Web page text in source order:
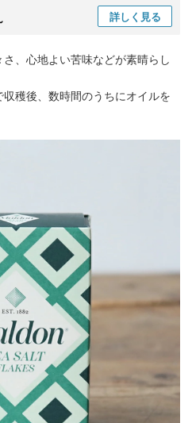
詳しく 見る
、心地よい苦味などが素晴らし
穫後、数時間のうちにオイルを